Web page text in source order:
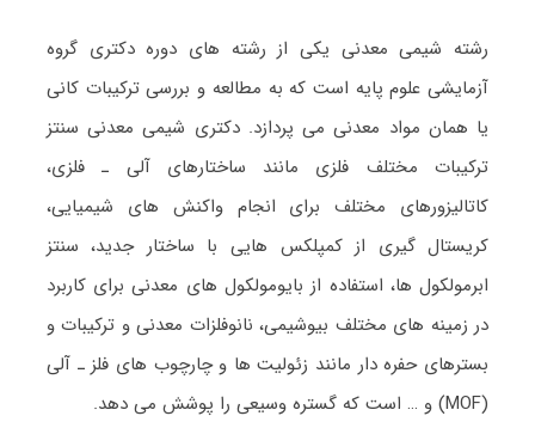
رشته شیمی معدنی یکی از رشته های دوره دکتری گروه
آزمایشی علوم پایه است که به مطالعه و بررسی ترکیبات کانی
یا همان مواد معدنی می پردازد. دکتری شیمی معدنی سنتز
ترکیبات مختلف فلزی مانند ساختارهای آلی ـ فلزی،
کاتالیزورهای مختلف برای انجام واکنش های شیمیایی،
کریستال گیری از کمپلکس هایی با ساختار جدید، سنتز
ابرمولکول ها، استفاده از بایومولکول های معدنی برای کاربرد
در زمینه های مختلف بیوشیمی، نانوفلزات معدنی و ترکیبات و
بسترهای حفره دار مانند زئولیت ها و چارچوب های فلز ـ آلی
(MOF) و … است که گستره وسیعی را پوشش می ­دهد.